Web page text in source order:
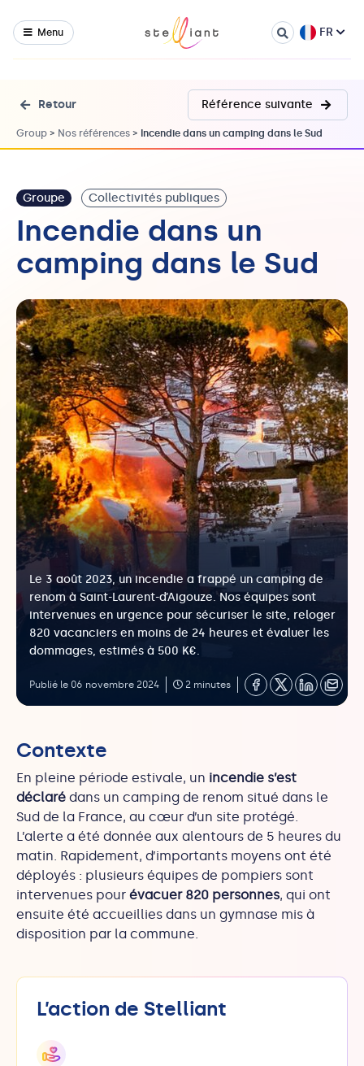
Menu FR
Retour
Group > Nos références > Incendie dans un camping dans le Sud
Référence suivante
Groupe Collectivités publiques
Incendie dans un
camping dans le Sud
Le 3 août 2023, un incendie a frappé un camping de
renom à Saint-Laurent-d’Aigouze. Nos équipes sont
intervenues en urgence pour sécuriser le site, reloger
820 vacanciers en moins de 24 heures et évaluer les
dommages, estimés à 500 K€.
Publié le 06 novembre 2024 2 minutes
Contexte
En pleine période estivale, un incendie s’est
déclaré dans un camping de renom situé dans le
Sud de la France, au cœur d’un site protégé.
L’alerte a été donnée aux alentours de 5 heures du
matin. Rapidement, d’importants moyens ont été
déployés : plusieurs équipes de pompiers sont
intervenues pour évacuer 820 personnes, qui ont
ensuite été accueillies dans un gymnase mis à
disposition par la commune.
L’action de Stelliant